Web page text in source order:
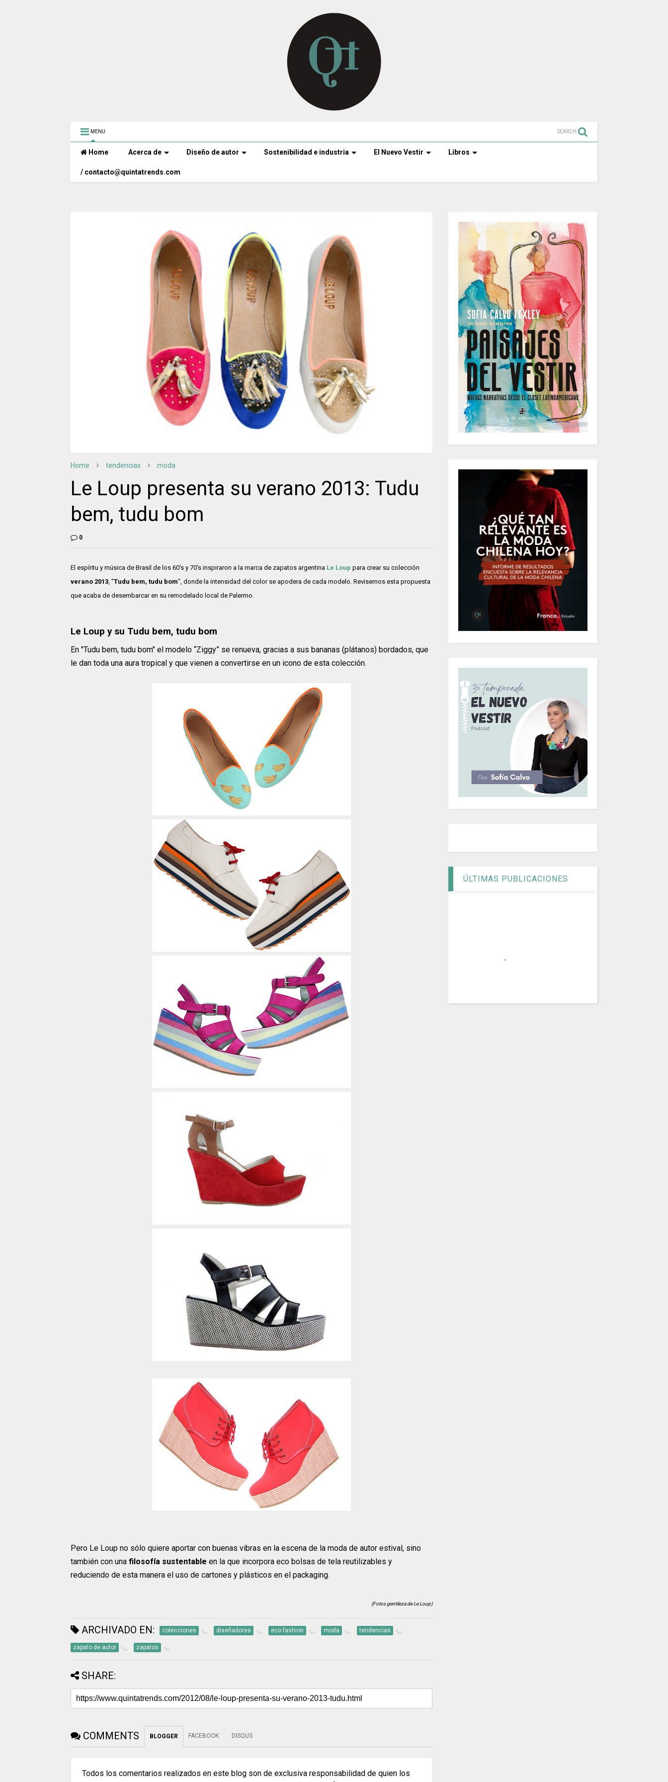
MENU SEARCH
Home Acerca de Diseño de autor Sostenibilidad e industria El Nuevo Vestir Libros
/ contacto@quintatrends.com
Home tendencias moda
Le Loup presenta su verano 2013: Tudu
bem, tudu bom
0
El espíritu y música de Brasil de los 60's y 70's inspiraron a la marca de zapatos argentina Le Loup para crear su colección
verano 2013, "Tudu bem, tudu bom", donde la intensidad del color se apodera de cada modelo. Revisemos esta propuesta
que acaba de desembarcar en su remodelado local de Palermo.
Le Loup y su Tudu bem, tudu bom
En "Tudu bem, tudu bom" el modelo “Ziggy” se renueva, gracias a sus bananas (plátanos) bordados, que
le dan toda una aura tropical y que vienen a convertirse en un icono de esta colección.
Pero Le Loup no sólo quiere aportar con buenas vibras en la escena de la moda de autor estival, sino
también con una filosofía sustentable en la que incorpora eco bolsas de tela reutilizables y
reduciendo de esta manera el uso de cartones y plásticos en el packaging.
(Fotos gentileza de Le Loup)
ARCHIVADO EN: colecciones diseñadores eco fashion moda tendencias
zapato de autor zapatos
SHARE:
COMMENTS BLOGGER FACEBOOK: DISQUS
Todos los comentarios realizados en este blog son de exclusiva responsabilidad de quien los
ÚLTIMAS PUBLICACIONES